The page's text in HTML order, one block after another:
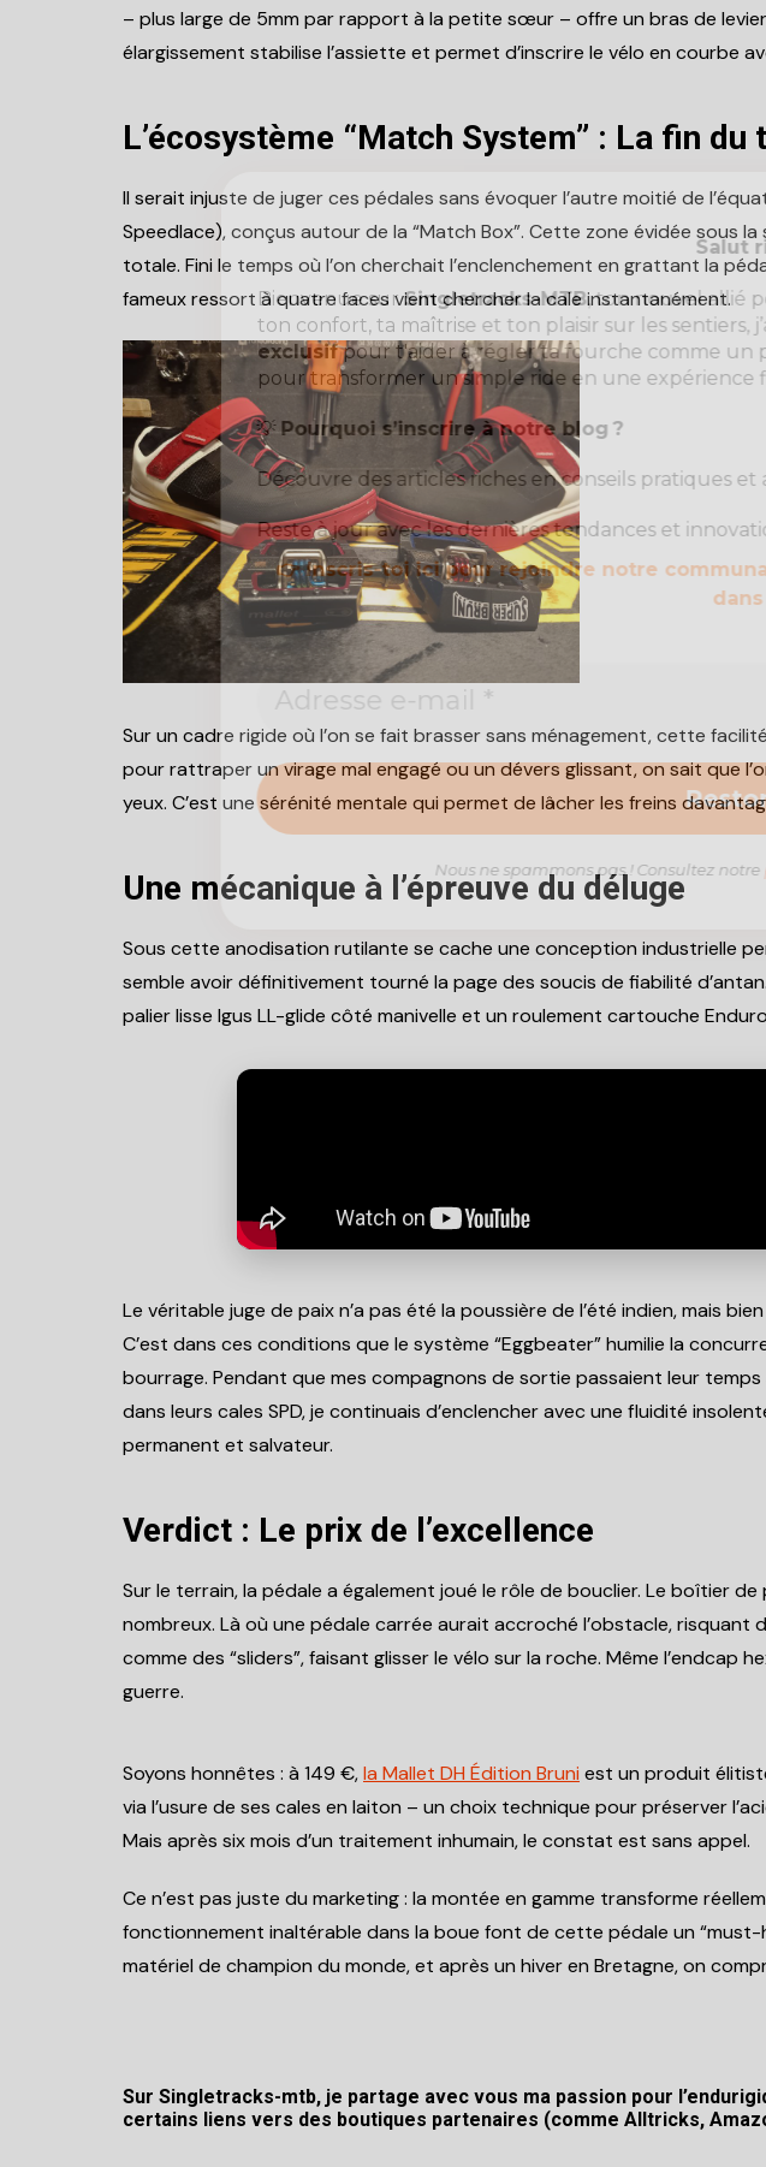
– plus large de 5mm par rapport à la petite sœur – offre un bras de
élargissement stabilise l’assiette et permet d’inscrire le vélo en courbe
L’écosystème “Match System” : La fin du
Il serait injuste de juger ces pédales sans évoquer l’autre moitié de
Speedlace), conçus autour de la “Match Box”. Cette zone évidée sous
totale. Fini le temps où l’on cherchait l’enclenchement en grattant la
fameux ressort à quatre faces vient chercher la cale instantanément.
Sur un cadre rigide où l’on se fait brasser sans ménagement, cette
pour rattraper un virage mal engagé ou un dévers glissant, on sait que
yeux. C’est une sérénité mentale qui permet de lâcher les freins
Une mécanique à l’épreuve du déluge
Sous cette anodisation rutilante se cache une conception industrielle
semble avoir définitivement tourné la page des soucis de fiabilité
palier lisse Igus LL-glide côté manivelle et un roulement cartouche Enduro
Le véritable juge de paix n’a pas été la poussière de l’été indien, mais
C’est dans ces conditions que le système “Eggbeater” humilie la
bourrage. Pendant que mes compagnons de sortie passaient leur
dans leurs cales SPD, je continuais d’enclencher avec une fluidité
permanent et salvateur.
Verdict : Le prix de l’excellence
Sur le terrain, la pédale a également joué le rôle de bouclier. Le boîtier
nombreux. Là où une pédale carrée aurait accroché l’obstacle, risquant
comme des “sliders”, faisant glisser le vélo sur la roche. Même
guerre.
Soyons honnêtes : à 149 €,la Mallet DH Édition Bruni est un produit
via l’usure de ses cales en laiton – un choix technique pour préserver
Mais après six mois d’un traitement inhumain, le constat est sans appel.
Ce n’est pas juste du marketing : la montée en gamme transforme
fonctionnement inaltérable dans la boue font de cette pédale un
matériel de champion du monde, et après un hiver en Bretagne, on
Sur Singletracks-mtb, je partage avec vous ma passion pour
certains liens vers des boutiques partenaires (comme Alltricks,
Salut
Bienvenue surSingletracks-MTB, ton nouvel allié
ton confort, ta maîtrise et ton plaisir sur les sentiers,
exclusifpour t'aider à régler ta fourche comme un
pour transformer un simple ride en une expérience
💡Pourquoi s’inscrire à notre blog ?
Découvre des articles riches en conseils pratiques et
Reste à jour avec les dernières tendances et
👉Inscris-toi icipour rejoindre notre
Nous ne spammons pas ! Consultez notre